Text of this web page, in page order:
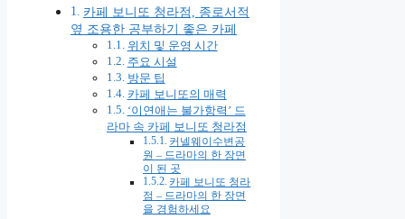
카페 보니또 청라점, 종로서적
옆 조용한 공부하기 좋은 카페
위치 및 운영 시간
주요 시설
방문 팁
카페 보니또의 매력
‘이연애는 불가항력’ 드
라마 속 카페 보니또 청라점
커넬웨이수변공
원 – 드라마의 한 장면
이 된 곳
카페 보니또 청라
점 – 드라마의 한 장면
을 경험하세요